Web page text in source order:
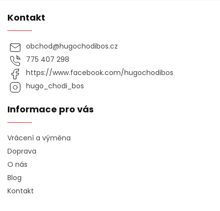
Kontakt
obchod@hugochodibos.cz
775 407 298
https://www.facebook.com/hugochodibos
hugo_chodi_bos
Informace pro vás
Vrácení a výměna
Doprava
O nás
Blog
Kontakt